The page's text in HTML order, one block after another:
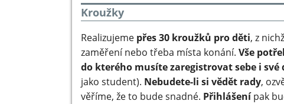
Kroužky
Realizujeme přes 30 kroužků pro děti, z
zaměření nebo třeba místa konání. Vše
do kterého musíte zaregistrovat sebe i své
jako student). Nebudete-li si vědět rady,
věříme, že to bude snadné. Přihlášenípak